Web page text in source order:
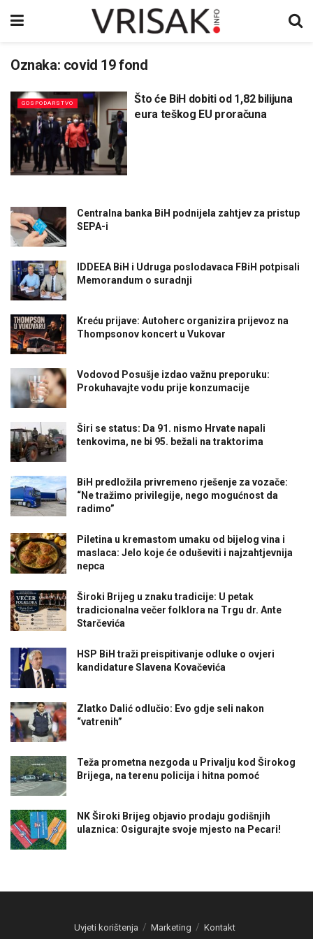
Oznaka: covid 19 fond
GOSPODARSTVO
Što će BiH dobiti od 1,82 bilijuna
eura teškog EU proračuna
Centralna banka BiH podnijela zahtjev za pristup
SEPA-i
IDDEEA BiH i Udruga poslodavaca FBiH potpisali
Memorandum o suradnji
Kreću prijave: Autoherc organizira prijevoz na
Thompsonov koncert u Vukovar
Vodovod Posušje izdao važnu preporuku:
Prokuhavajte vodu prije konzumacije
Širi se status: Da 91. nismo Hrvate napali
tenkovima, ne bi 95. bežali na traktorima
BiH predložila privremeno rješenje za vozače:
“Ne tražimo privilegije, nego mogućnost da
radimo”
Piletina u kremastom umaku od bijelog vina i
maslaca: Jelo koje će oduševiti i najzahtjevnija
nepca
Široki Brijeg u znaku tradicije: U petak
tradicionalna večer folklora na Trgu dr. Ante
Starčevića
HSP BiH traži preispitivanje odluke o ovjeri
kandidature Slavena Kovačevića
Zlatko Dalić odlučio: Evo gdje seli nakon
“vatrenih”
Teža prometna nezgoda u Privalju kod Širokog
Brijega, na terenu policija i hitna pomoć
NK Široki Brijeg objavio prodaju godišnjih
ulaznica: Osigurajte svoje mjesto na Pecari!
Uvjeti korištenja Marketing Kontakt